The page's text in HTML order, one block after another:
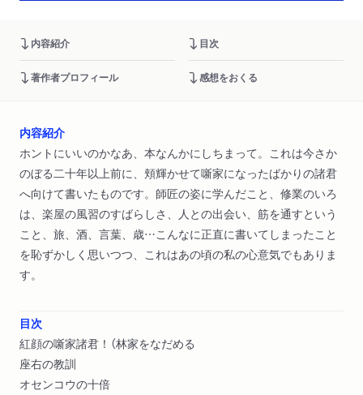
内容紹介 目次
著作者プロフィール 感想をおくる
内容紹介
ホントにいいのかなあ、本なんかにしちまって。これは今さか
のぼる二十年以上前に、頬輝かせて噺家になったばかりの諸君
へ向けて書いたものです。師匠の姿に学んだこと、修業のいろ
は、楽屋の風習のすばらしさ、人との出会い、筋を通すという
こと、旅、酒、言葉、歳…こんなに正直に書いてしまったこと
を恥ずかしく思いつつ、これはあの頃の私の心意気でもありま
す。
目次
紅顔の噺家諸君！（林家をなだめる
座右の教訓
オセンコウの十倍